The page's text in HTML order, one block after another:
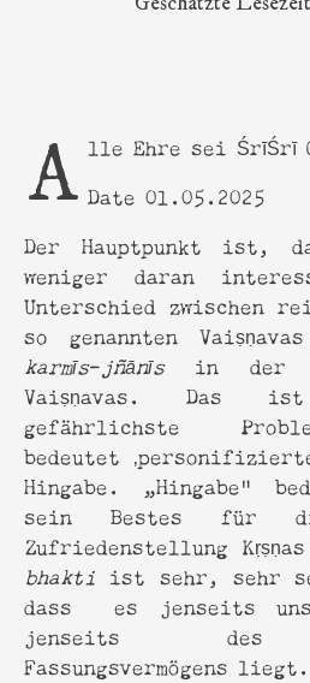
Alle Ehre sei ŚrīŚrī
Date 01.05.2025
Der Hauptpunkt ist,
weniger daran
Unterschied zwischen
so genannten
karmīs- jñānīsin der
Vaiṣṇavas. Das
gefährlichste
bedeutet
Hingabe. „Hingabe“
sein Bestes für
Zufriedenstellung
bhaktiist sehr, sehr
dass es jenseits
jenseits des
Fassungsvermögens liegt.